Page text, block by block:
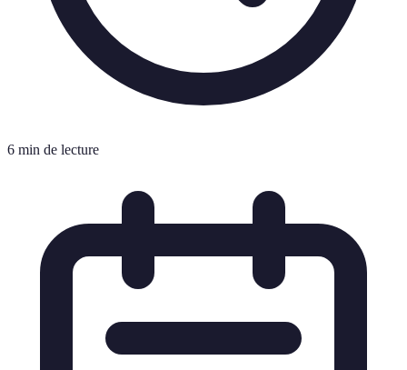
6 min de lecture